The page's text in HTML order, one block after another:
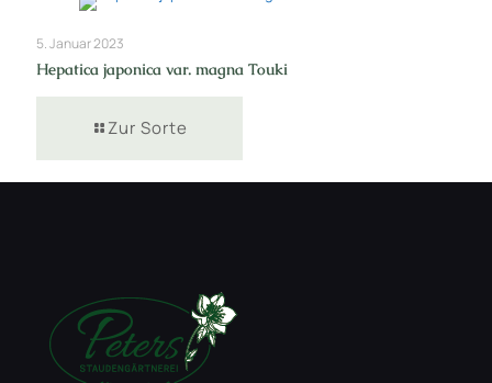
5. Januar 2023
Hepatica japonica var. magna Touki
Zur Sorte